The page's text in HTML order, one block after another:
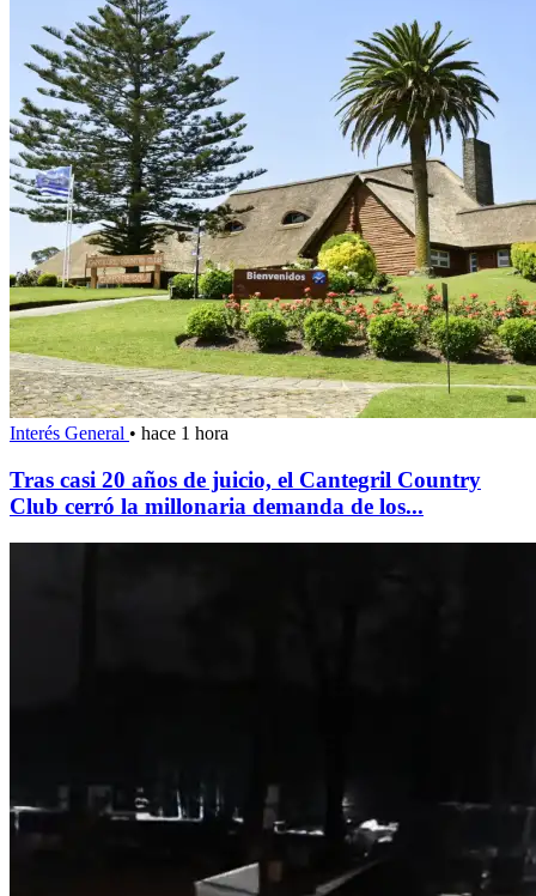
Interés General • hace 1 hora
Tras casi 20 años de juicio, el Cantegril Country
Club cerró la millonaria demanda de los...